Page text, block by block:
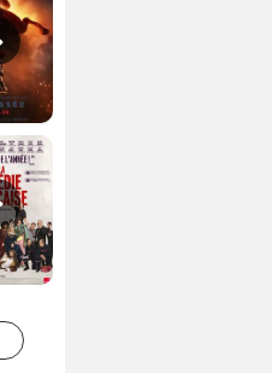
De la Comédie-Française Teaser VF